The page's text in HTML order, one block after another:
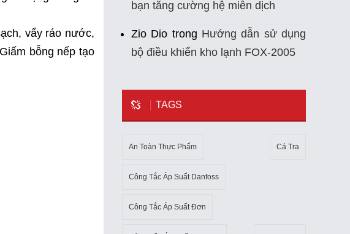
vẩy ráo nước,
bỗng nếp tạo
bạn tăng cường hệ miễn dịch
Zio Dio trong Hướng dẫn sử dụng
bộ điều khiển kho lạnh FOX-2005
TAGS
An Toàn Thực Phẩm Cá Tra
Công Tắc Áp Suất Danfoss
Công Tắc Áp Suất Đơn